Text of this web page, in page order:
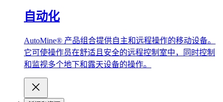
自动化
AutoMine® 产品组合提供自主和远程操作的移动设备。
它可使操作员在舒适且安全的远程控制室中，同时控制
和监视多个地下和露天设备的操作。